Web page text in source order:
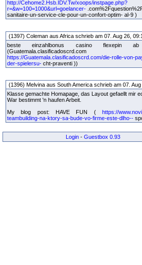
http://Cehome2.Hsb.IDV.Tw/xoops/instpage.php?
r=&w=100=1000&url=goelancer-
sanitaire-un-service-cle-pour-un-confort-optim- al-9 )
(1397) Coleman aus Africa schrieb am 07. Aug 26,
beste einzahlbonus casino flexepin
https://Guatemala.clasificadoscrd.com/die-rolle-von-
der-spielersu- cht-praventi ))
(1396) Melvina aus South America schrieb am 07.
Klasse gemachte Homapage, das Layout gefaellt mir
War bestimmt 'n haufen Arbeit.
My blog post: HAVE FUN ( https://
teambuilding-na-ktory-sa-bude-vo-firme-este-dlho--
Login - Guestbox 0.93